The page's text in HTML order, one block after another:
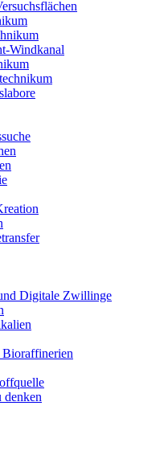
Windkanal
Digitale Zwillinge
Bioraffinerien
denken